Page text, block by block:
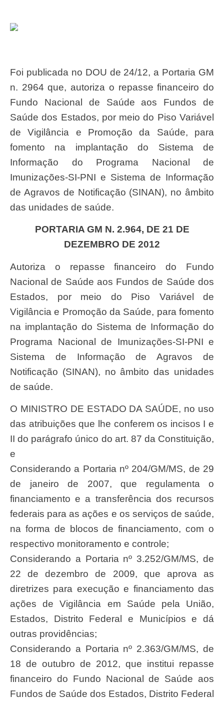
Foi publicada no DOU de 24/12, a Portaria GM
n. 2964 que, autoriza o repasse financeiro do
Fundo Nacional de Saúde aos Fundos de
Saúde dos Estados, por meio do Piso Variável
de Vigilância e Promoção da Saúde, para
fomento na implantação do Sistema de
Informação do Programa Nacional de
Imunizações-SI-PNI e Sistema de Informação
de Agravos de Notificação (SINAN), no âmbito
das unidades de saúde.
PORTARIA GM N. 2.964, DE 21 DE
DEZEMBRO DE 2012
Autoriza o repasse financeiro do Fundo
Nacional de Saúde aos Fundos de Saúde dos
Estados, por meio do Piso Variável de
Vigilância e Promoção da Saúde, para fomento
na implantação do Sistema de Informação do
Programa Nacional de Imunizações-SI-PNI e
Sistema de Informação de Agravos de
Notificação (SINAN), no âmbito das unidades
de saúde.
O MINISTRO DE ESTADO DA SAÚDE, no uso
das atribuições que lhe conferem os incisos I e
II do parágrafo único do art. 87 da Constituição,
e
Considerando a Portaria nº 204/GM/MS, de 29
de janeiro de 2007, que regulamenta o
financiamento e a transferência dos recursos
federais para as ações e os serviços de saúde,
na forma de blocos de financiamento, com o
respectivo monitoramento e controle;
Considerando a Portaria nº 3.252/GM/MS, de
22 de dezembro de 2009, que aprova as
diretrizes para execução e financiamento das
ações de Vigilância em Saúde pela União,
Estados, Distrito Federal e Municípios e dá
outras providências;
Considerando a Portaria nº 2.363/GM/MS, de
18 de outubro de 2012, que institui repasse
financeiro do Fundo Nacional de Saúde aos
Fundos de Saúde dos Estados, Distrito Federal